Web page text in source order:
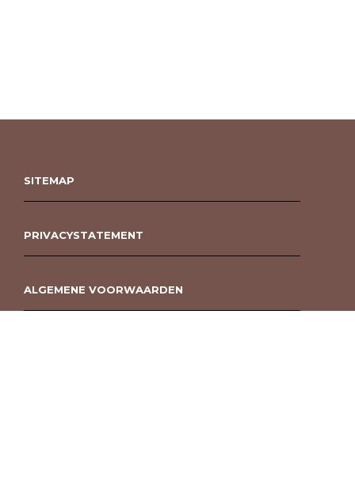
SITEMAP
PRIVACYSTATEMENT
ALGEMENE VOORWAARDEN